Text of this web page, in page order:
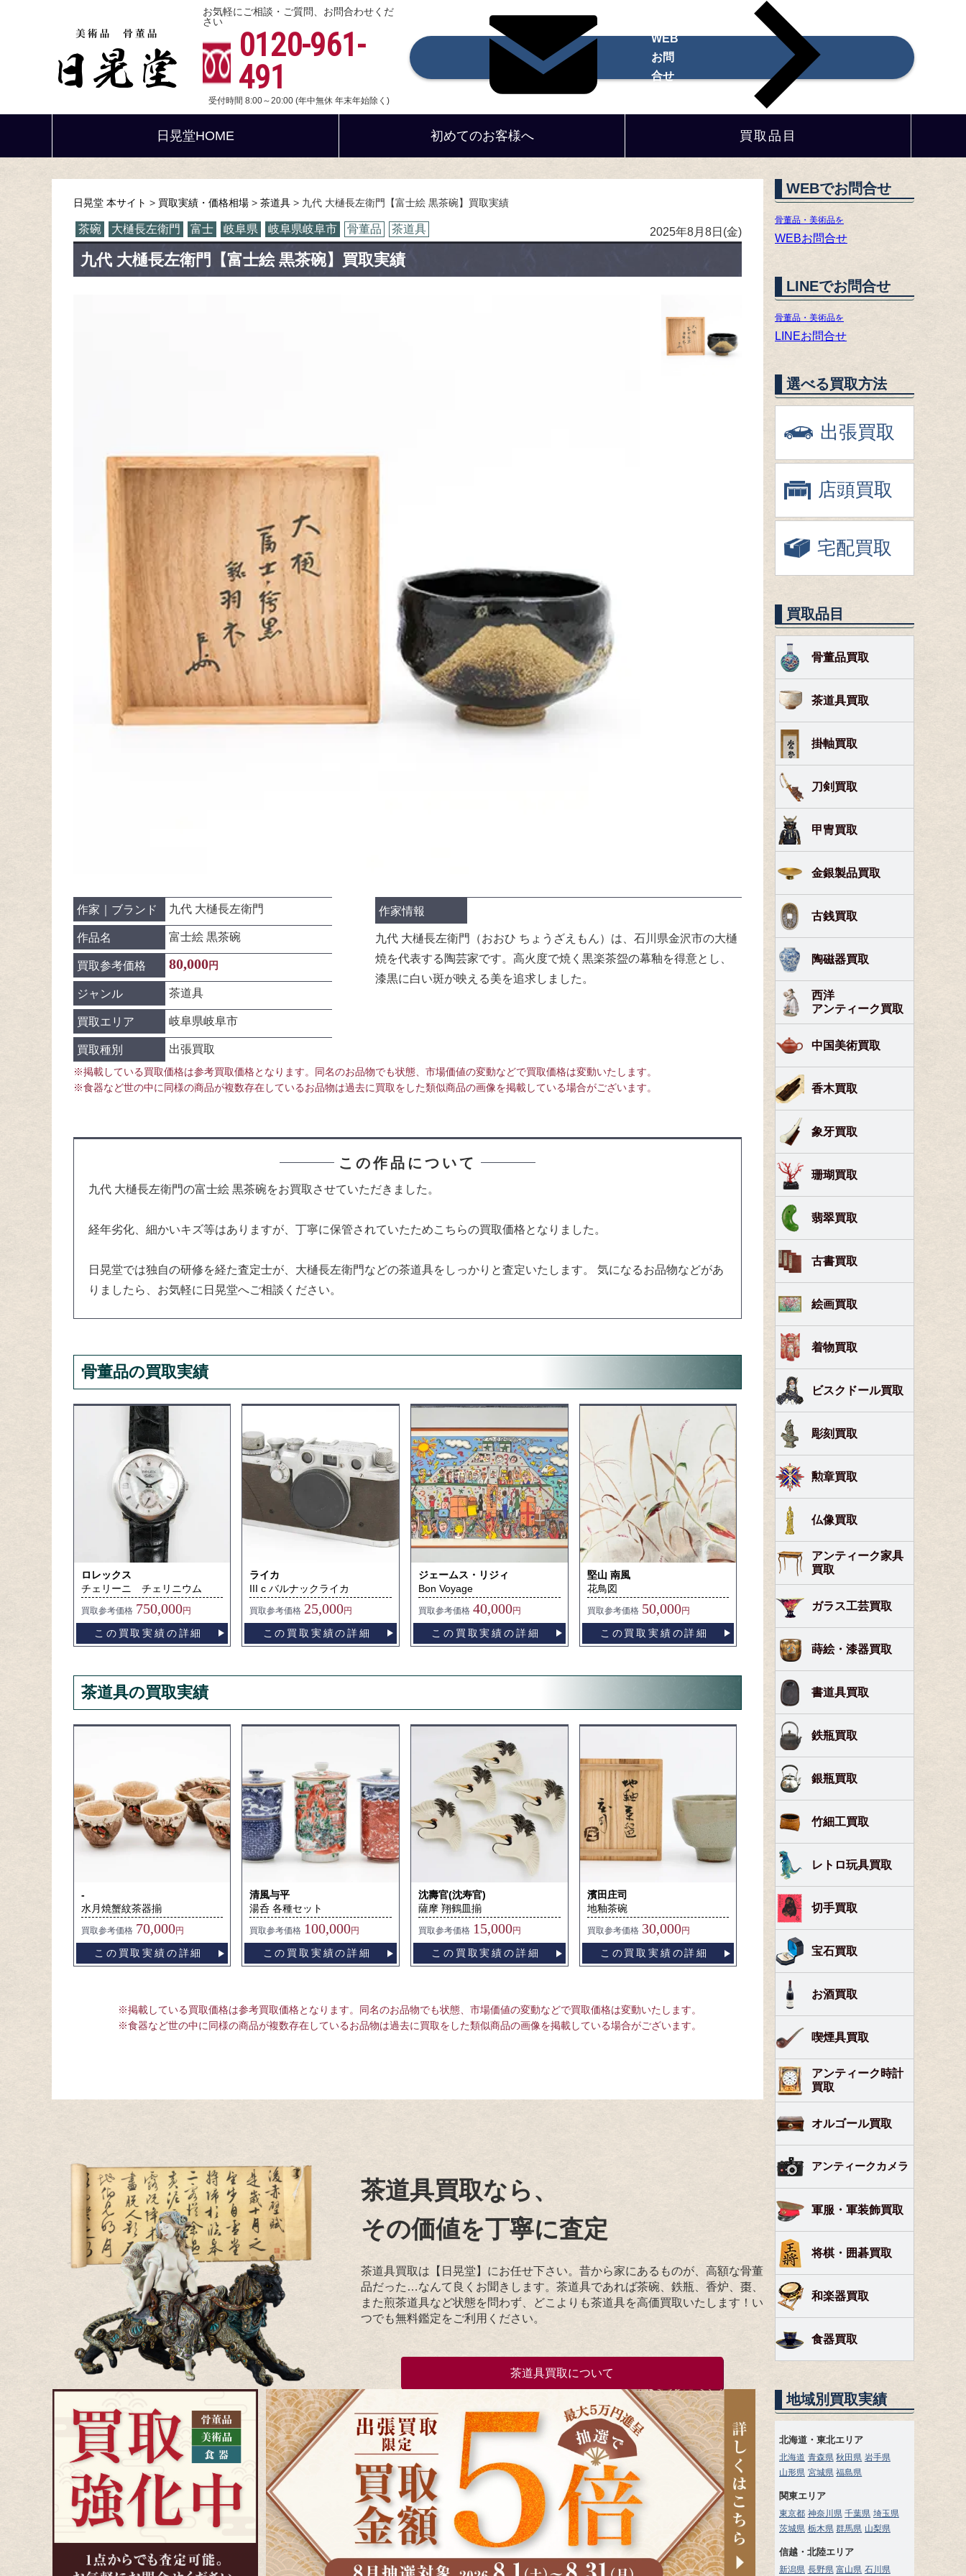
お気軽にご相談・ご質問、お問合わせくだ
さい
0120-961-
491
受付時間 8:00～20:00 (年中無休 年末年始除く)
WEB
お問
合せ
日晃堂HOME 初めてのお客様へ 買取品目
日晃堂 本サイト 買取実績・価格相場 茶道具 九代 大樋長左衛門【富士絵 黒茶碗】買取実績
茶碗 大樋長左衛門 富士 岐阜県 岐阜県岐阜市 骨董品 茶道具 2025年8月8日(金)
九代 大樋長左衛門【富士絵 黒茶碗】買取実績
作家｜ブランド 九代 大樋長左衛門
作品名 富士絵 黒茶碗
買取参考価格 80,000円
ジャンル 茶道具
買取エリア 岐阜県岐阜市
買取種別 出張買取
作家情報
九代 大樋長左衛門（おおひ ちょうざえもん）は、石川県金沢市の大樋
焼を代表する陶芸家です。高火度で焼く黒楽茶盌の幕釉を得意とし、
漆黒に白い斑が映える美を追求しました。
※掲載している買取価格は参考買取価格となります。同名のお品物でも状態、市場価値の変動などで買取価格は変動いたします。
※食器など世の中に同様の商品が複数存在しているお品物は過去に買取をした類似商品の画像を掲載している場合がございます。
この作品について
九代 大樋長左衛門の富士絵 黒茶碗をお買取させていただきました。
経年劣化、細かいキズ等はありますが、丁寧に保管されていたためこちらの買取価格となりました。
日晃堂では独自の研修を経た査定士が、大樋長左衛門などの茶道具をしっかりと査定いたします。 気になるお品物などがあ
りましたら、お気軽に日晃堂へご相談ください。
骨董品の買取実績
ロレックス
チェリーニ チェリニウム
買取参考価格 750,000円
この買取実績の詳細
ライカ
III c バルナックライカ
買取参考価格 25,000円
この買取実績の詳細
ジェームス・リジィ
Bon Voyage
買取参考価格 40,000円
この買取実績の詳細
堅山 南風
花鳥図
買取参考価格 50,000円
この買取実績の詳細
茶道具の買取実績
-
水月焼蟹紋茶器揃
買取参考価格 70,000円
この買取実績の詳細
清風与平
湯呑 各種セット
買取参考価格 100,000円
この買取実績の詳細
沈壽官(沈寿官)
薩摩 翔鶴皿揃
買取参考価格 15,000円
この買取実績の詳細
濱田庄司
地釉茶碗
買取参考価格 30,000円
この買取実績の詳細
※掲載している買取価格は参考買取価格となります。同名のお品物でも状態、市場価値の変動などで買取価格は変動いたします。
※食器など世の中に同様の商品が複数存在しているお品物は過去に買取をした類似商品の画像を掲載している場合がございます。
茶道具買取なら、
その価値を丁寧に査定
茶道具買取は【日晃堂】にお任せ下さい。昔から家にあるものが、高額な骨董
品だった…なんて良くお聞きします。茶道具であれば茶碗、鉄瓶、香炉、棗、
また煎茶道具など状態を問わず、どこよりも茶道具を高価買取いたします！い
つでも無料鑑定をご利用ください。
茶道具買取について
WEBでお問合せ
骨董品・美術品を
WEBお問合せ
LINEでお問合せ
骨董品・美術品を
LINEお問合せ
選べる買取方法
出張買取
店頭買取
宅配買取
買取品目
骨董品買取
茶道具買取
掛軸買取
刀剣買取
甲冑買取
金銀製品買取
古銭買取
陶磁器買取
西洋
アンティーク買取
中国美術買取
香木買取
象牙買取
珊瑚買取
翡翠買取
古書買取
絵画買取
着物買取
ビスクドール買取
彫刻買取
勲章買取
仏像買取
アンティーク家具
買取
ガラス工芸買取
蒔絵・漆器買取
書道具買取
鉄瓶買取
銀瓶買取
竹細工買取
レトロ玩具買取
切手買取
宝石買取
お酒買取
喫煙具買取
アンティーク時計
買取
オルゴール買取
アンティークカメラ
軍服・軍装飾買取
将棋・囲碁買取
和楽器買取
食器買取
地域別買取実績
北海道・東北エリア
北海道 青森県 秋田県 岩手県
山形県 宮城県 福島県
関東エリア
東京都 神奈川県 千葉県 埼玉県
茨城県 栃木県 群馬県 山梨県
信越・北陸エリア
新潟県 長野県 富山県 石川県